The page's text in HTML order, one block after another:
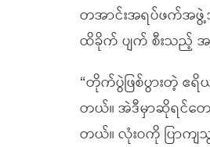
တအာင်းအရပ်ဖက်အဖွဲ့
ထိခိုက် ပျက် စီးသည့် အ
“တိုက်ပွဲဖြစ်ပွားတဲ့ ဧရိ
တယ်။ အဲဒီမှာဆိုရင်တ
တယ်။ လုံးဝကို ပြာကျ